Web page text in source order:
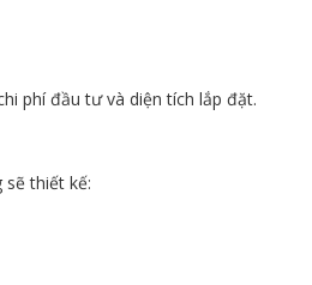
phí đầu tư và diện tích lắp đặt.
sẽ thiết kế: